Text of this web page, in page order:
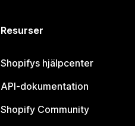
Resurser
Shopifys hjälpcenter
API-dokumentation
Shopify Community